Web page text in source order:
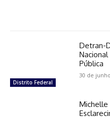
Distrito Federal
Detran-
Pública
30 de
Michelle